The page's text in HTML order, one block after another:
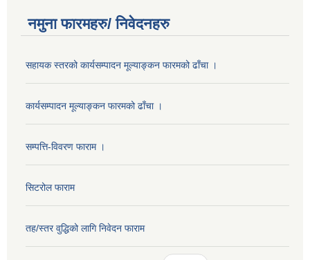
नमुना फारमहरु/ निवेदनहरु
सहायक स्तरको कार्यसम्पादन मूल्याङ्कन फारमको ढाँचा ।
कार्यसम्पादन मूल्याङ्कन फारमको ढाँचा ।
सम्पत्ति-विवरण फाराम ।
सिटरोल फाराम
तह/स्तर वुद्धिको लागि निवेदन फाराम